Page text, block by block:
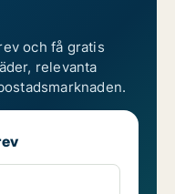
och få gratis
relevanta